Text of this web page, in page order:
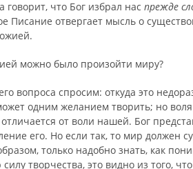
говорит, что Бог избрал нас прежде
Писание отвергает мысль о
можно было произойти миру?
вопроса спросим: откуда это
одним желанием творить; но
от воли на­шей. Бог
его. Но если так, то мир должен
только надобно знать, как
творчества, это видно из того,